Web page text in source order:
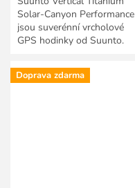
Solar-Canyon Performance
jsou suverénní vrcholové
GPS hodinky od Suunto.
displejem, mapami pro
dobrodružné...
Doprava zdarma